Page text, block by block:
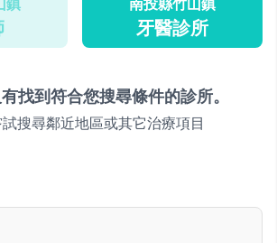
鎮 南投縣竹山鎮
牙醫診所
找到符合您搜尋條件的診所。
搜尋鄰近地區或其它治療項目